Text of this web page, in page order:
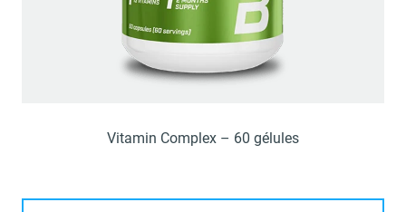
Vitamin Complex – 60 gélules